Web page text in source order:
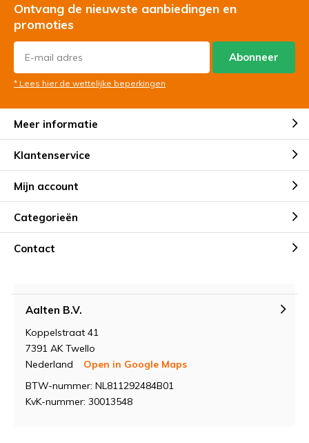
Ontvang de nieuwste aanbiedingen en
promoties
Abonneer
* Lees hier de wettelijke beperkingen
Meer informatie
Klantenservice
Mijn account
Categorieën
Contact
Aalten B.V.
Koppelstraat 41
7391 AK Twello
Nederland
Open in Google Maps
BTW-nummer: NL811292484B01
KvK-nummer: 30013548